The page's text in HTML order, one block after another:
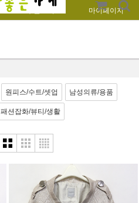
주문조회 마이페이지
원피스/수트/셋업 남성의류/용품
패션잡화/뷰티/생활